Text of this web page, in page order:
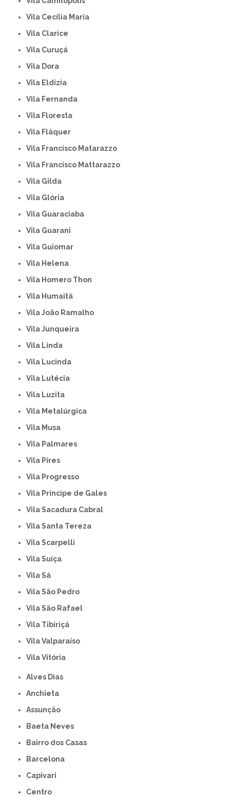
Vila Cecília Maria
Vila Clarice
Vila Curuçá
Vila Dora
Vila Eldízia
Vila Fernanda
Vila Floresta
Vila Fláquer
Vila Francisco Matarazzo
Vila Francisco Mattarazzo
Vila Gilda
Vila Glória
Vila Guaraciaba
Vila Guarani
Vila Guiomar
Vila Helena
Vila Homero Thon
Vila Humaitá
Vila João Ramalho
Vila Junqueira
Vila Linda
Vila Lucinda
Vila Lutécia
Vila Luzita
Vila Metalúrgica
Vila Musa
Vila Palmares
Vila Pires
Vila Progresso
Vila Príncipe de Gales
Vila Sacadura Cabral
Vila Santa Tereza
Vila Scarpelli
Vila Suíça
Vila Sá
Vila São Pedro
Vila São Rafael
Vila Tibiriçá
Vila Valparaíso
Vila Vitória
Alves Dias
Anchieta
Assunção
Baeta Neves
Bairro dos Casas
Barcelona
Capivari
Centro